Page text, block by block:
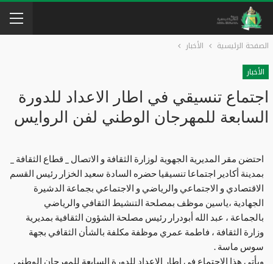
الصفحة الرئيسية
الأخبار
الأخبار
اجتماع تنسيقي في اطار الاعداد للدورة
السابعة للمهرجان الوطني لفن الروايس
احتضن مقر المديرية الجهوية لوزارة الثقافة و الاتصال _ قطاع الثقافة _
بمدينة أكادير اجتماعا تنسيقيا حضره السادة سعيد الخزار رئيس القسم
الاقتصادي و الاجتماعي والرياضي و الاجتماعي بجماعة الدشيرة
الجهادية ،ياسين موظف بمصلحة التنشيط الثقافي والرياضي
بالجماعة ، عبد الله أبودرار رئيس مصلحة الشؤون الثقافية بمديرية
وزارة الثقافة ، فاطمة عمري موظفة مكلفة بالشأن الثقافي بجهة
سوس ماسة .
ويأتي هذا الاجتماع في اطار الاعداد للدورة السابعة للمهرجان الوطني